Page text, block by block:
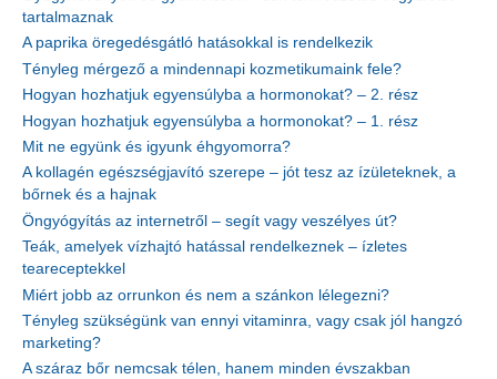
tartalmaznak
A paprika öregedésgátló hatásokkal is rendelkezik
Tényleg mérgező a mindennapi kozmetikumaink fele?
Hogyan hozhatjuk egyensúlyba a hormonokat? – 2. rész
Hogyan hozhatjuk egyensúlyba a hormonokat? – 1. rész
Mit ne együnk és igyunk éhgyomorra?
A kollagén egészségjavító szerepe – jót tesz az ízületeknek, a
bőrnek és a hajnak
Öngyógyítás az internetről – segít vagy veszélyes út?
Teák, amelyek vízhajtó hatással rendelkeznek – ízletes
teareceptekkel
Miért jobb az orrunkon és nem a szánkon lélegezni?
Tényleg szükségünk van ennyi vitaminra, vagy csak jól hangzó
marketing?
A száraz bőr nemcsak télen, hanem minden évszakban